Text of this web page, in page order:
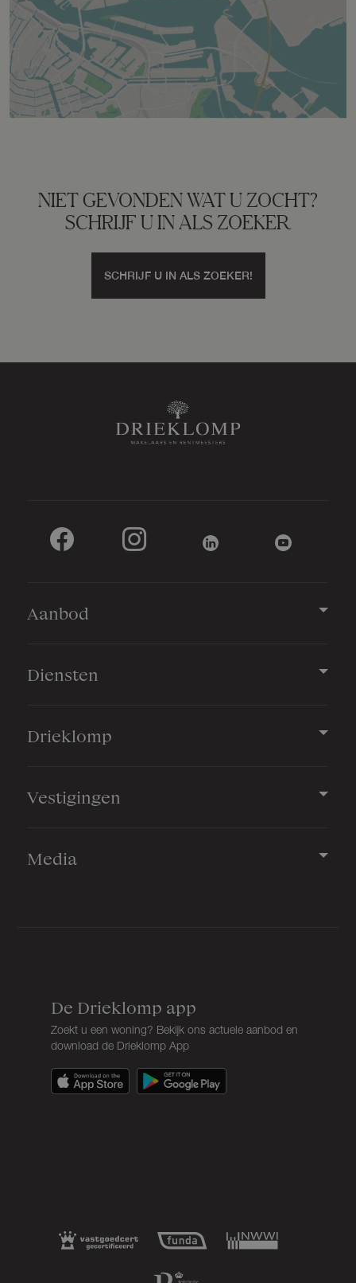
NIET GEVONDEN WAT U ZOCHT?
SCHRIJF U IN ALS ZOEKER
SCHRIJF U IN ALS ZOEKER!
Aanbod
Diensten
Drieklomp
Vestigingen
Media
De Drieklomp app
Zoekt u een woning? Bekijk ons actuele aanbod en
download de Drieklomp App